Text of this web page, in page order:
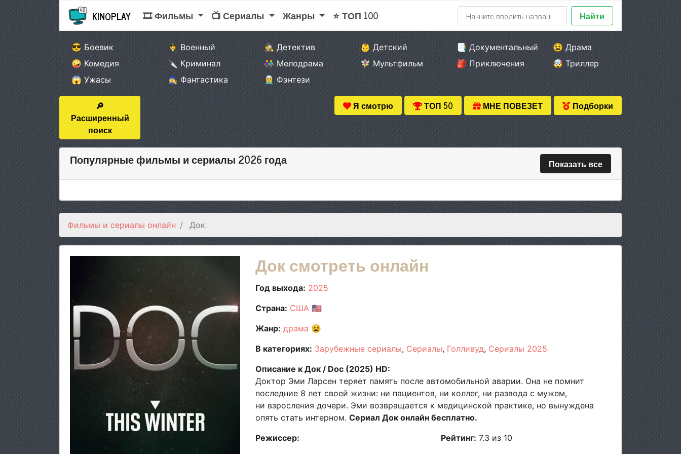
KINOPLAY 🎞 Фильмы 📺 Сериалы Жанры ⭐ ТОП 100 Найти
😎 Боевик 👨‍✈️ Военный 🕵️‍♂️ Детектив 👶 Детский 📑 Документальный
😫 Драма
🤪 Комедия
🔪 Криминал 👫 Мелодрама 🧚‍♀️ Мультфильм 🎒 Приключения
🤯 Триллер
😱 Ужасы
🧙‍♀️ Фантастика 🧝‍♂️ Фэнтези
🔎
Расширенный
поиск
Я смотрю ТОП 50 МНЕ ПОВЕЗЕТ Подборки
Популярные фильмы и сериалы 2026 года Показать все
Фильмы и сериалы онлайн Док
Док смотреть онлайн
Год выхода: 2025
Страна: США 🇺🇸
Жанр: драма 😫
В категориях: Зарубежные сериалы Сериалы Голливуд Сериалы 2025
Описание к Док / Doc (2025) HD:
Доктор Эми Ларсен теряет память после автомобильной аварии. Она не помнит
последние 8 лет своей жизни: ни пациентов, ни коллег, ни развода с мужем,
ни взросления дочери. Эми возвращается к медицинской практике, но вынуждена
опять стать интерном. Сериал Док онлайн бесплатно.
Режиссер:
Рейтинг: 7.3 из 10